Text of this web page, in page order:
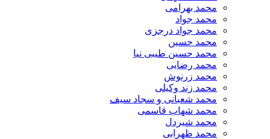
محمد بهرامی
محمد جواد
محمد جواد درجزی
محمد حسین
محمد حسین طیبی نیا
محمد رضایی
محمد زرنوش
محمد زند وکیلی
محمد شعبانی و سجاد سیف
محمد شهاب قاسمی
​محمد شیردل
محمد ظهرابی